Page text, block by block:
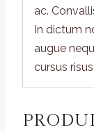
ac.
In dictum
augue
cursus